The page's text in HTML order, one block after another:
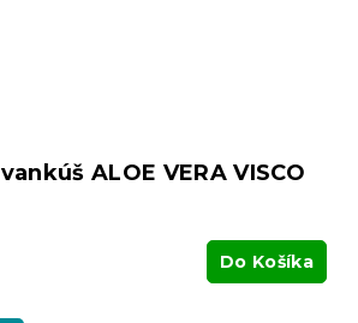
ALOE VERA VISCO
Do Košíka